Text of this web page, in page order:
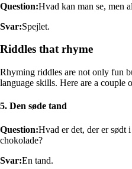
Question:Hvad kan man se, men
Svar:Spejlet.
Riddles that rhyme
Rhyming riddles are not only fun
language skills. Here are a couple
5. Den søde tand
Question:Hvad er det, der er sødt
chokolade?
Svar:En tand.